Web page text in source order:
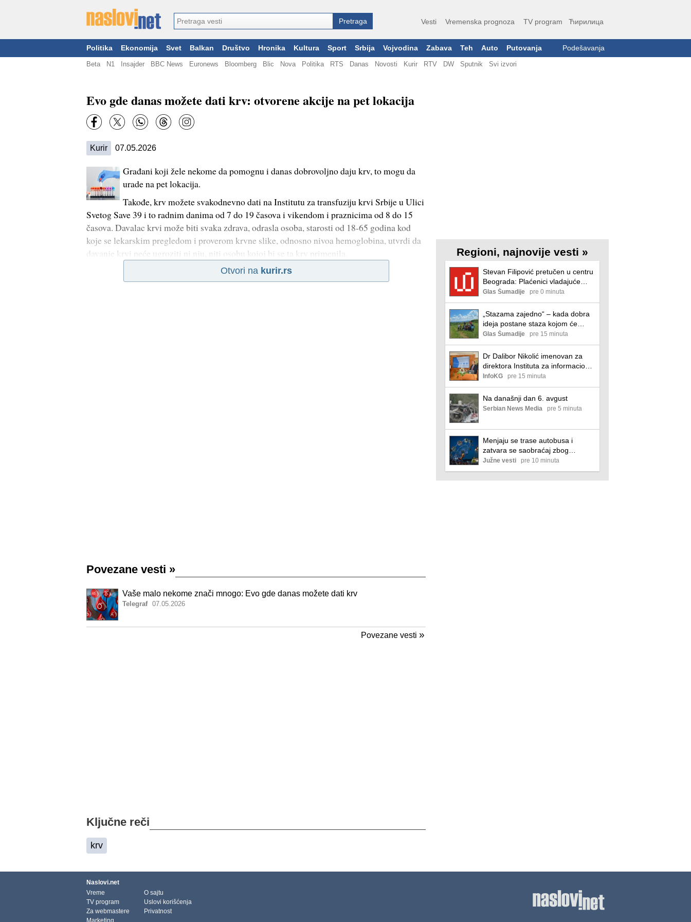
Vesti Vremenska prognoza TV program Ћирилица
Politika Ekonomija Svet Balkan Društvo Hronika Kultura Sport Srbija Vojvodina Zabava Teh Auto Putovanja Podešavanja
Beta N1 Insajder BBC News Euronews Bloomberg Blic Nova Politika RTS Danas Novosti Kurir RTV DW Sputnik Svi izvori
Evo gde danas možete dati krv: otvorene akcije na pet lokacija
Kurir 07.05.2026
Građani koji žele nekome da pomognu i danas dobrovoljno daju krv, to mogu da
urade na pet lokacija.
Takođe, krv možete svakodnevno dati na Institutu za transfuziju krvi Srbije u Ulici
Svetog Save 39 i to radnim danima od 7 do 19 časova i vikendom i praznicima od 8 do 15
časova. Davalac krvi može biti svaka zdrava, odrasla osoba, starosti od 18-65 godina kod
koje se lekarskim pregledom i proverom krvne slike, odnosno nivoa hemoglobina, utvrdi da
davanje krvi neće ugroziti ni nju, niti osobu kojoj bi se ta krv primenila.
Otvori na kurir.rs
Povezane vesti »
Vaše malo nekome znači mnogo: Evo gde danas možete dati krv
Telegraf 07.05.2026
Povezane vesti »
Ključne reči
krv
Regioni, najnovije vesti »
Stevan Filipović pretučen u centru
Beograda: Plaćenici vladajuće
partije me šutirali i udarali
metalnom stolicom
Glas Šumadije pre 0 minuta
„Stazama zajedno“ – kada dobra
ideja postane staza kojom će
koračati čitava zajednica
Glas Šumadije pre 15 minuta
Dr Dalibor Nikolić imenovan za
direktora Instituta za informacione
tehnologije
InfoKG pre 15 minuta
Na današnji dan 6. avgust
Serbian News Media pre 5 minuta
Menjaju se trase autobusa i
zatvara se saobraćaj zbog
Pantelejskog vašara u Nišu
Južne vesti pre 10 minuta
Naslovi.net
Vreme
TV program
Za webmastere
Marketing
O sajtu
Uslovi korišćenja
Privatnost